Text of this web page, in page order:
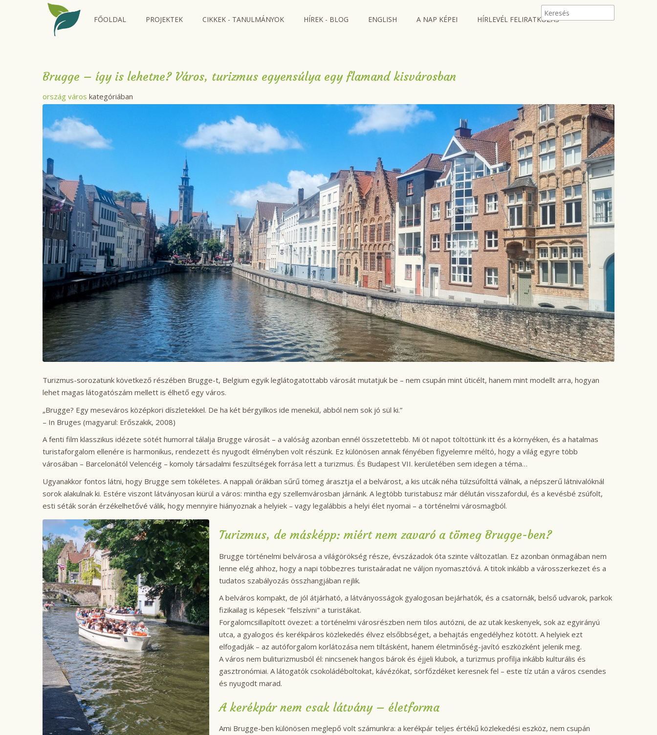
FŐOLDAL PROJEKTEK CIKKEK - TANULMÁNYOK HÍREK - BLOG ENGLISH A NAP KÉPEI HÍRLEVÉL FELIRATKOZÁS
Brugge – így is lehetne? Város, turizmus egyensúlya egy flamand kisvárosban
ország város kategóriában
Turizmus-sorozatunk következő részében Brugge-t, Belgium egyik leglátogatottabb városát mutatjuk be – nem csupán mint úticélt, hanem mint modellt arra, hogyan
lehet magas látogatószám mellett is élhető egy város.
„Brugge? Egy meseváros középkori díszletekkel. De ha két bérgyilkos ide menekül, abból nem sok jó sül ki.”
– In Bruges (magyarul: Erőszakik, 2008)
A fenti film klasszikus idézete sötét humorral tálalja Brugge városát – a valóság azonban ennél összetettebb. Mi öt napot töltöttünk itt és a környéken, és a hatalmas
turistaforgalom ellenére is harmonikus, rendezett és nyugodt élményben volt részünk. Ez különösen annak fényében figyelemre méltó, hogy a világ egyre több
városában – Barcelonától Velencéig – komoly társadalmi feszültségek forrása lett a turizmus. És Budapest VII. kerületében sem idegen a téma…
Ugyanakkor fontos látni, hogy Brugge sem tökéletes. A nappali órákban sűrű tömeg árasztja el a belvárost, a kis utcák néha túlzsúfolttá válnak, a népszerű látnivalóknál
sorok alakulnak ki. Estére viszont látványosan kiürül a város: mintha egy szellemvárosban járnánk. A legtöbb turistabusz már délután visszafordul, és a kevésbé zsúfolt,
esti séták során érzékelhetővé válik, hogy mennyire hiányoznak a helyiek – vagy legalábbis a helyi élet nyomai – a történelmi városmagból.
Turizmus, de másképp: miért nem zavaró a tömeg Brugge-ben?
Brugge történelmi belvárosa a világörökség része, évszázadok óta szinte változatlan. Ez azonban önmagában nem
lenne elég ahhoz, hogy a napi többezres turistaáradat ne váljon nyomasztóvá. A titok inkább a városszerkezet és a
tudatos szabályozás összhangjában rejlik.
A belváros kompakt, de jól átjárható, a látványosságok gyalogosan bejárhatók, és a csatornák, belső udvarok, parkok
fizikailag is képesek "felszívni" a turistákat.
Forgalomcsillapított övezet: a történelmi városrészben nem tilos autózni, de az utak keskenyek, sok az egyirányú
utca, a gyalogos és kerékpáros közlekedés élvez elsőbbséget, a behajtás engedélyhez kötött. A helyiek ezt
elfogadják – az autóforgalom korlátozása nem tiltásként, hanem életminőség-javító eszközként jelenik meg.
A város nem buliturizmusból él: nincsenek hangos bárok és éjjeli klubok, a turizmus profilja inkább kulturális és
gasztronómiai. A látogatók csokoládéboltokat, kávézókat, sörfőzdéket keresnek fel – este tíz után a város csendes
és nyugodt marad.
A kerékpár nem csak látvány – életforma
Ami Brugge-ben különösen meglepő volt számunkra: a kerékpár teljes értékű közlekedési eszköz, nem csupán